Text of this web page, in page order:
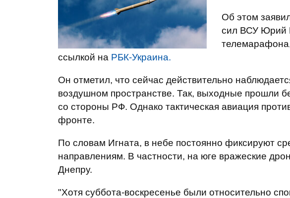
Об этом
сил ВСУ Юрий
ссылкой на РБК-Украина.
Он отметил, что сейчас действительно
воздушном пространстве. Так, выходные прошли
со стороны РФ. Однако тактическая авиация
фронте.
По словам Игната, в небе постоянно фиксируют
направлениям. В частности, на юге вражеские
Днепру.
"Хотя суббота-воскресенье были относительно